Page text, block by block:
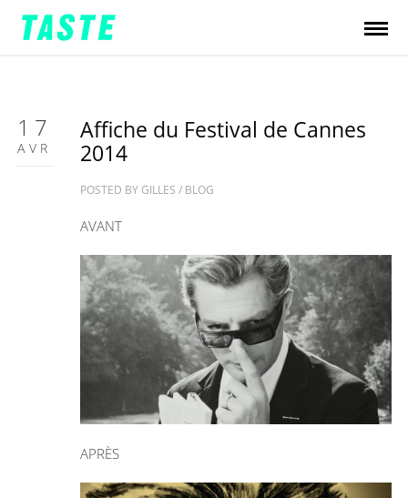
17
AVR
Affiche du Festival de Cannes
2014
POSTED BY GILLES / BLOG
AVANT
APRÈS